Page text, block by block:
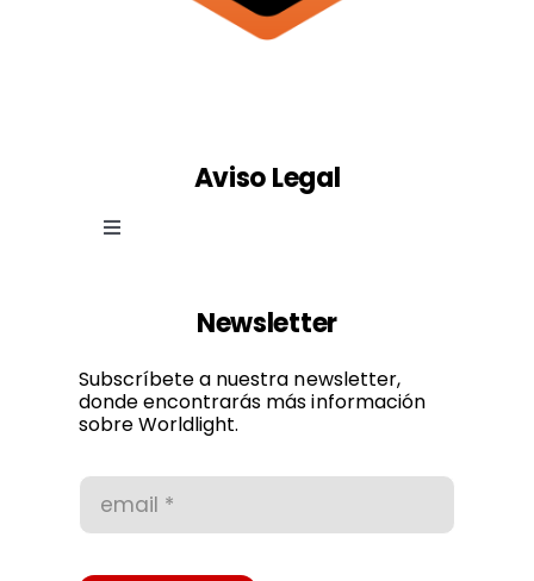
Aviso Legal
Toggle
Política de privacidad
Accesibilidad
Newsletter
Subscríbete a nuestra newsletter,
donde encontrarás más información
sobre Worldlight.